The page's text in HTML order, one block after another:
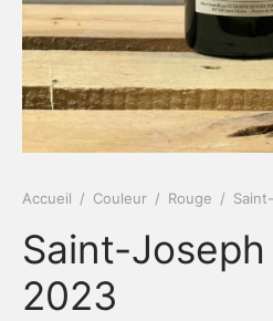
Accueil / Couleur / Rouge /
Saint-
2023